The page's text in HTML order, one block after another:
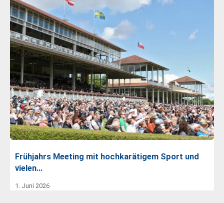
Frühjahrs Meeting mit hochkarätigem Sport und
vielen…
1. Juni 2026